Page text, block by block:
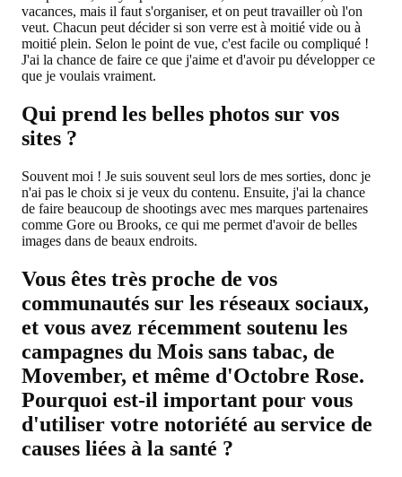
vacances, mais il faut s'organiser, et on peut travailler où l'on
veut. Chacun peut décider si son verre est à moitié vide ou à
moitié plein. Selon le point de vue, c'est facile ou compliqué !
J'ai la chance de faire ce que j'aime et d'avoir pu développer ce
que je voulais vraiment.
Qui prend les belles photos sur vos
sites ?
Souvent moi ! Je suis souvent seul lors de mes sorties, donc je
n'ai pas le choix si je veux du contenu. Ensuite, j'ai la chance
de faire beaucoup de shootings avec mes marques partenaires
comme Gore ou Brooks, ce qui me permet d'avoir de belles
images dans de beaux endroits.
Vous êtes très proche de vos
communautés sur les réseaux sociaux,
et vous avez récemment soutenu les
campagnes du Mois sans tabac, de
Movember, et même d'Octobre Rose.
Pourquoi est-il important pour vous
d'utiliser votre notoriété au service de
causes liées à la santé ?